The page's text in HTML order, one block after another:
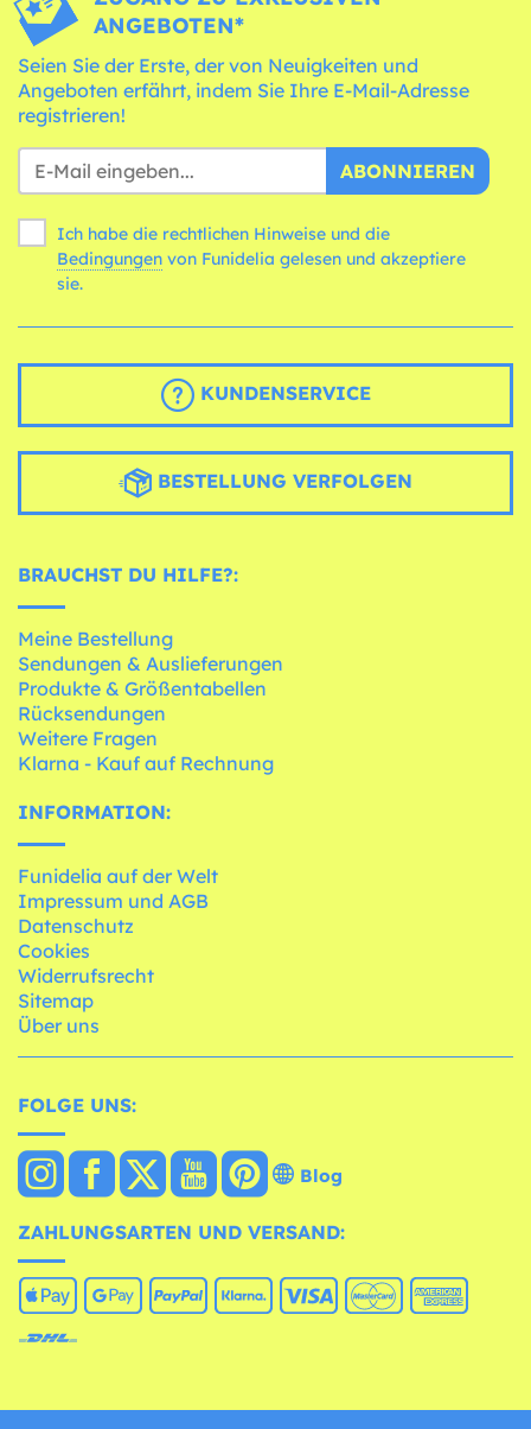
ANGEBOTEN*
Seien Sie der Erste, der von Neuigkeiten und
Angeboten erfährt, indem Sie Ihre E-Mail-Adresse
registrieren!
ABONNIEREN
Ich habe die rechtlichen Hinweise und die
Bedingungen
sie.
KUNDENSERVICE
BESTELLUNG VERFOLGEN
BRAUCHST DU HILFE?:
Meine Bestellung
Sendungen & Auslieferungen
Produkte & Größentabellen
Rücksendungen
Weitere Fragen
Klarna - Kauf auf Rechnung
INFORMATION:
Funidelia auf der Welt
Impressum und AGB
Datenschutz
Cookies
Widerrufsrecht
Sitemap
Über uns
FOLGE UNS:
Blog
ZAHLUNGSARTEN UND VERSAND: